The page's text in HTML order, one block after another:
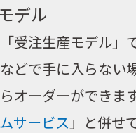
デル
受注生産モデル」で
どで手に入らない
オーダーができま
サービス 」と併せ